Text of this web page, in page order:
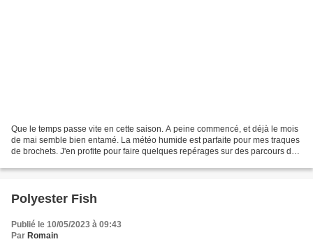
Que le temps passe vite en cette saison. A peine commencé, et déjà le mois
de mai semble bien entamé. La météo humide est parfaite pour mes traques
de brochets. J'en profite pour faire quelques repérages sur des parcours de
Polyester Fish
Publié le 10/05/2023 à 09:43
Par Romain